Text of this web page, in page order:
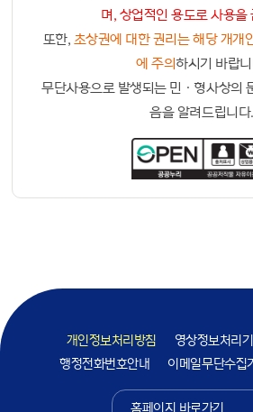
며, 상업적인 용도로 사용을
또한, 초상권에 대한 권리는 해당 개개
에 주의 하시기 바랍
무단사용으로 발생되는 민ㆍ형사상의
음을 알려드립니다.
개인정보처리방침
영상정보처리
행정전화번호안내
이메일무단수집
홈페이지 바로가기